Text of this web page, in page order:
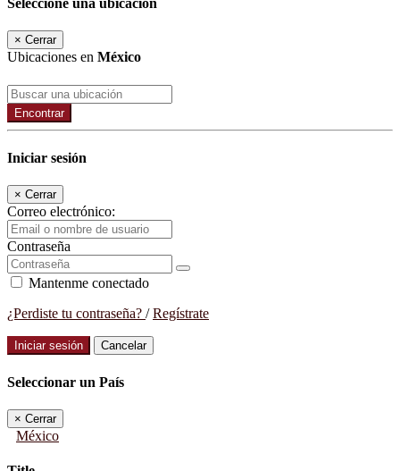
× Cerrar
Ubicaciones en México
Encontrar
Iniciar sesión
× Cerrar
Correo electrónico:
Contraseña
Mantenme conectado
¿Perdiste tu contraseña? /Regístrate
Iniciar sesión Cancelar
Seleccionar un País
× Cerrar
México